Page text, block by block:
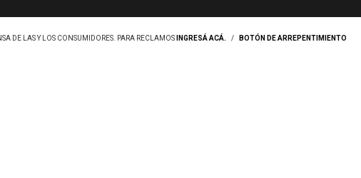
DE LAS Y LOS CONSUMIDORES. PARA RECLAMOS INGRESÁ ACÁ. / BOTÓN DE ARREPENTIMIENTO